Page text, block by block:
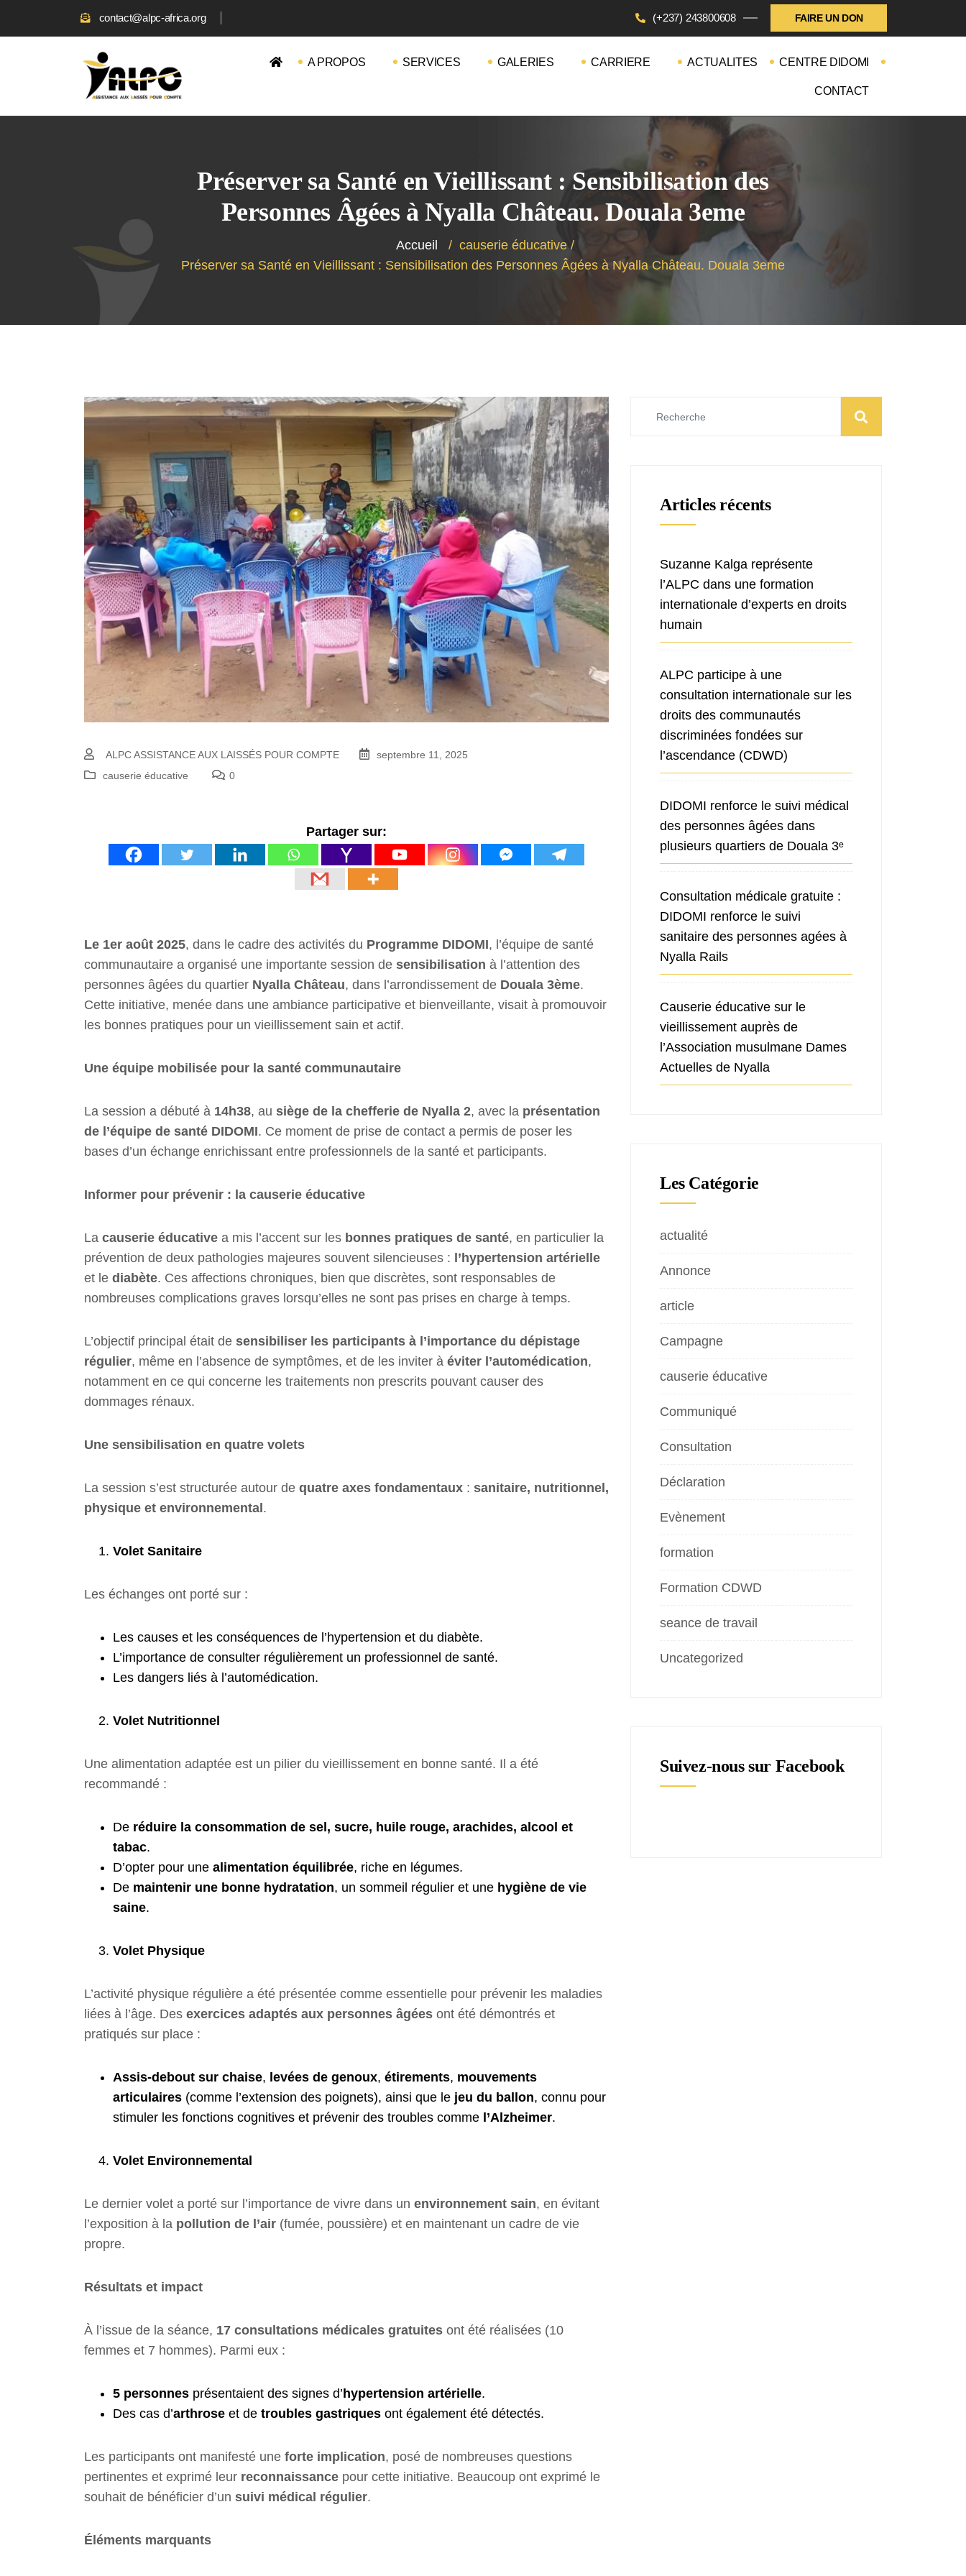
contact@alpc-africa.org (+237) 243800608 FAIRE UN DON
A PROPOS SERVICES GALERIES CARRIERE ACTUALITES CENTRE DIDOMI
CONTACT
Préserver sa Santé en Vieillissant : Sensibilisation des
Personnes Âgées à Nyalla Château. Douala 3eme
Accueil / causerie éducative /
Préserver sa Santé en Vieillissant : Sensibilisation des Personnes Âgées à Nyalla Château. Douala 3eme
ALPC ASSISTANCE AUX LAISSÉS POUR COMPTE
septembre 11, 2025
causerie éducative
0
Partager sur:
Le 1er août 2025, dans le cadre des activités du Programme DIDOMI, l’équipe de santé
communautaire a organisé une importante session de sensibilisation à l’attention des
personnes âgées du quartier Nyalla Château, dans l’arrondissement de Douala 3ème.
Cette initiative, menée dans une ambiance participative et bienveillante, visait à promouvoir
les bonnes pratiques pour un vieillissement sain et actif.
Une équipe mobilisée pour la santé communautaire
La session a débuté à 14h38, au siège de la chefferie de Nyalla 2, avec la présentation
de l’équipe de santé DIDOMI. Ce moment de prise de contact a permis de poser les
bases d’un échange enrichissant entre professionnels de la santé et participants.
Informer pour prévenir : la causerie éducative
La causerie éducative a mis l’accent sur les bonnes pratiques de santé, en particulier la
prévention de deux pathologies majeures souvent silencieuses : l’hypertension artérielle
et le diabète. Ces affections chroniques, bien que discrètes, sont responsables de
nombreuses complications graves lorsqu’elles ne sont pas prises en charge à temps.
L’objectif principal était de sensibiliser les participants à l’importance du dépistage
régulier, même en l’absence de symptômes, et de les inviter à éviter l’automédication,
notamment en ce qui concerne les traitements non prescrits pouvant causer des
dommages rénaux.
Une sensibilisation en quatre volets
La session s’est structurée autour de quatre axes fondamentaux : sanitaire, nutritionnel,
physique et environnemental.
Volet Sanitaire
Les échanges ont porté sur :
Les causes et les conséquences de l’hypertension et du diabète.
L’importance de consulter régulièrement un professionnel de santé.
Les dangers liés à l’automédication.
Volet Nutritionnel
Une alimentation adaptée est un pilier du vieillissement en bonne santé. Il a été
recommandé :
De réduire la consommation de sel, sucre, huile rouge, arachides, alcool et
tabac.
D’opter pour une alimentation équilibrée, riche en légumes.
De maintenir une bonne hydratation, un sommeil régulier et une hygiène de vie
saine.
Volet Physique
L’activité physique régulière a été présentée comme essentielle pour prévenir les maladies
liées à l’âge. Des exercices adaptés aux personnes âgées ont été démontrés et
pratiqués sur place :
Assis-debout sur chaise, levées de genoux, étirements, mouvements
articulaires (comme l’extension des poignets), ainsi que le jeu du ballon, connu pour
stimuler les fonctions cognitives et prévenir des troubles comme l’Alzheimer.
Volet Environnemental
Le dernier volet a porté sur l’importance de vivre dans un environnement sain, en évitant
l’exposition à la pollution de l’air (fumée, poussière) et en maintenant un cadre de vie
propre.
Résultats et impact
À l’issue de la séance, 17 consultations médicales gratuites ont été réalisées (10
femmes et 7 hommes). Parmi eux :
5 personnes présentaient des signes d’hypertension artérielle.
Des cas d’arthrose et de troubles gastriques ont également été détectés.
Les participants ont manifesté une forte implication, posé de nombreuses questions
pertinentes et exprimé leur reconnaissance pour cette initiative. Beaucoup ont exprimé le
souhait de bénéficier d’un suivi médical régulier.
Éléments marquants
Articles récents
Suzanne Kalga représente
l’ALPC dans une formation
internationale d’experts en droits
humain
ALPC participe à une
consultation internationale sur les
droits des communautés
discriminées fondées sur
l’ascendance (CDWD)
DIDOMI renforce le suivi médical
des personnes âgées dans
plusieurs quartiers de Douala 3ᵉ
Consultation médicale gratuite :
DIDOMI renforce le suivi
sanitaire des personnes agées à
Nyalla Rails
Causerie éducative sur le
vieillissement auprès de
l’Association musulmane Dames
Actuelles de Nyalla
Les Catégorie
actualité
Annonce
article
Campagne
causerie éducative
Communiqué
Consultation
Déclaration
Evènement
formation
Formation CDWD
seance de travail
Uncategorized
Suivez-nous sur Facebook